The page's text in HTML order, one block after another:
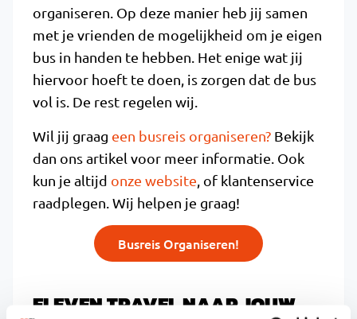
organiseren. Op deze manier heb jij samen
met je vrienden de mogelijkheid om je eigen
bus in handen te hebben. Het enige wat jij
hiervoor hoeft te doen, is zorgen dat de bus
vol is. De rest regelen wij.
Wil jij graag een busreis organiseren? Bekijk
dan ons artikel voor meer informatie. Ook
kun je altijd onze website of klantenservice
raadplegen. Wij helpen je graag!
Busreis Organiseren!
ELEVEN TRAVEL NAAR JOUW